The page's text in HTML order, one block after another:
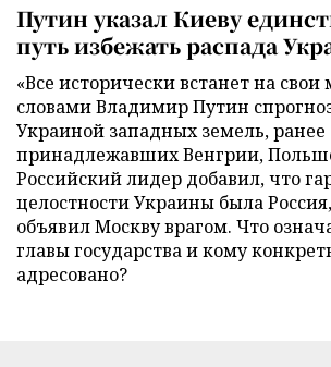
Путин указал Киеву
путь избежать распада
«Все исторически встанет на свои
словами Владимир Путин
Украиной западных земель, ранее
принадлежавших Венгрии,
Российский лидер добавил, что
целостности Украины была
объявил Москву врагом. Что
главы государства и кому
адресовано?